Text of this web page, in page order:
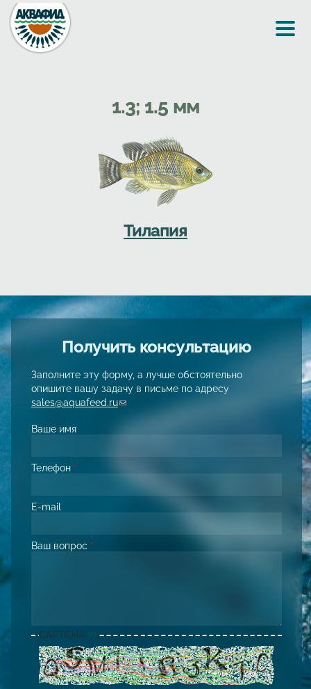
Перейти к основному содержанию
1.3; 1.5 мм
Тилапия
Получить консультацию
Заполните эту форму, а лучше обстоятельно
опишите вашу задачу в письме по адресу
sales@aquafeed.ru(link sends e-mail)
Ваше имя
Телефон *
E-mail
Ваш вопрос *
CAPTCHA